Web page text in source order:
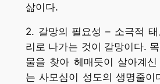
삶이다.
2. 갈망의 필요성 – 소극적
리로 나가는 것이 갈망이다.
물을 찾아 헤매듯이 살아계
는 사모심이 성도의 생명줄이